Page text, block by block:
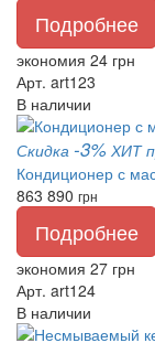
Подробнее
экономия 24 грн
Арт. art123
В наличии
Скидка -3% ХИТ
Кондиционер с
863 890 грн
Подробнее
экономия 27 грн
Арт. art124
В наличии